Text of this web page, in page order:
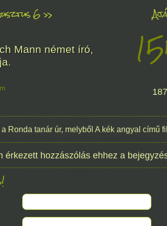
6»
81
48éve
1978. 08. 06.
a
145éve
is hozzá!
1881. 08. 06.
Mann német író,
Ronda tanár úr, melyből A kék angyal című
érkezett hozzászólás ehhez a